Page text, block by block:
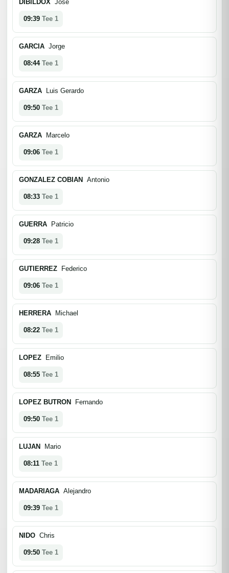
DIBILDOX Jose
09:39 Tee 1
GARCIA Jorge
08:44 Tee 1
GARZA Luis Gerardo
09:50 Tee 1
GARZA Marcelo
09:06 Tee 1
GONZALEZ COBIAN Antonio
08:33 Tee 1
GUERRA Patricio
09:28 Tee 1
GUTIERREZ Federico
09:06 Tee 1
HERRERA Michael
08:22 Tee 1
LOPEZ Emilio
08:55 Tee 1
LOPEZ BUTRON Fernando
09:50 Tee 1
LUJAN Mario
08:11 Tee 1
MADARIAGA Alejandro
09:39 Tee 1
NIDO Chris
09:50 Tee 1